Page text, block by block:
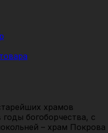
храмов
богоборчества, с
– храм Покрова